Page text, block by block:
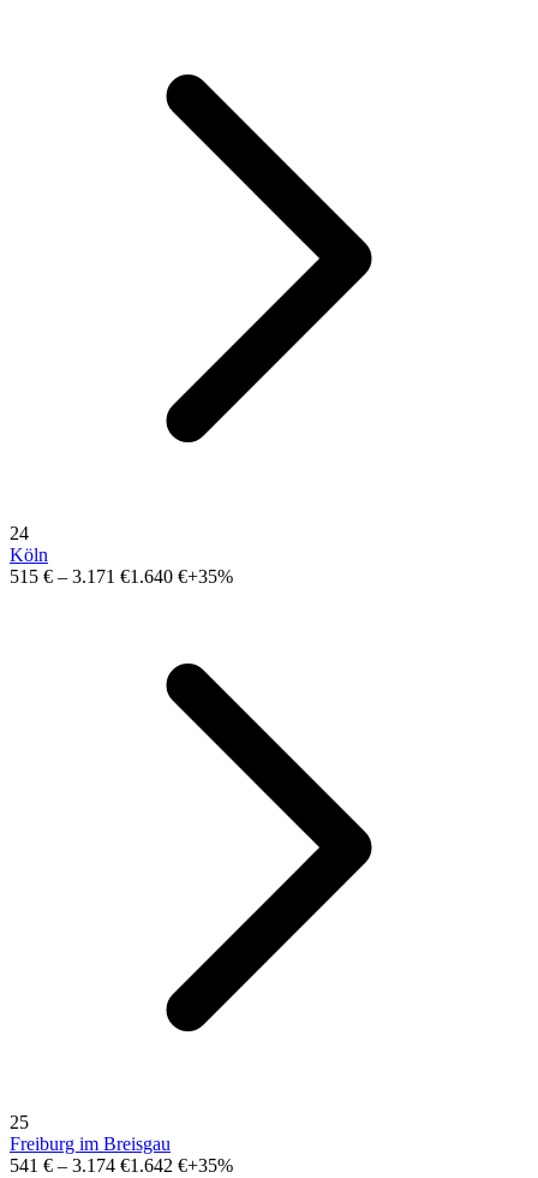
24
Köln
515 € – 3.171 €1.640 €+35%
25
Freiburg im Breisgau
541 € – 3.174 €1.642 €+35%